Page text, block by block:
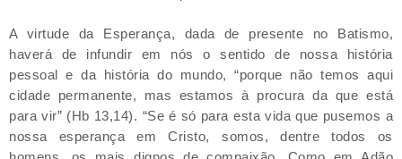
A virtude da Esperança, dada de presente no Batismo,
haverá de infundir em nós o sentido de nossa história
pessoal e da história do mundo, “porque não temos aqui
cidade permanente, mas estamos à procura da que está
para vir” (Hb 13,14). “Se é só para esta vida que pusemos a
nossa esperança em Cristo, somos, dentre todos os